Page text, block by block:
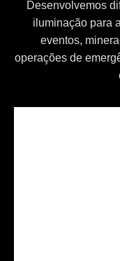
Desenvolvemos
iluminação para
eventos,
operações de